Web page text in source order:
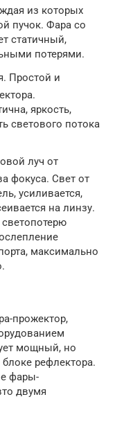
из которых
пучок. Фара со
статичный,
потерями.
Простой и
яркость,
светового потока
луч от
фокуса. Свет от
усиливается,
на линзу.
максимально
прожектор,
мощный, но
блоке рефлектора.
фары-
двумя